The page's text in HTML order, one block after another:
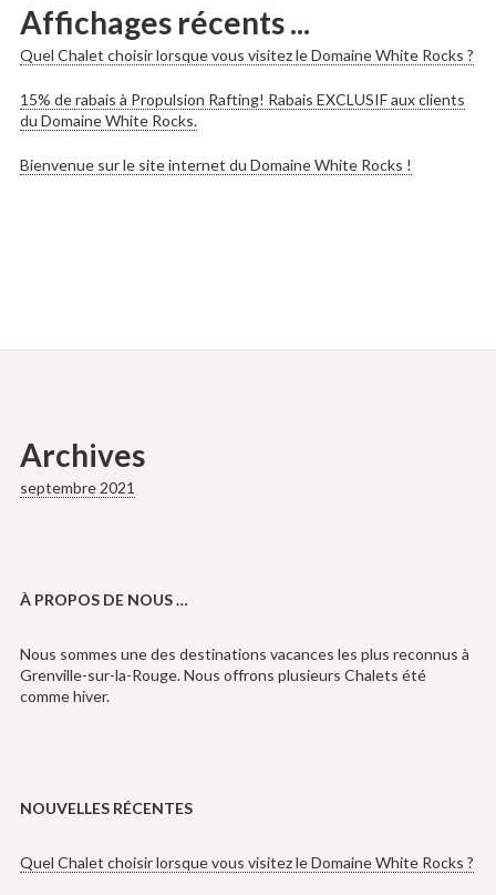
Affichages récents ...
Quel Chalet choisir lorsque vous visitez le Domaine White Rocks ?
15% de rabais à Propulsion Rafting! Rabais EXCLUSIF aux clients
du Domaine White Rocks.
Bienvenue sur le site internet du Domaine White Rocks !
Archives
septembre 2021
À PROPOS DE NOUS …
Nous sommes une des destinations vacances les plus reconnus à
Grenville-sur-la-Rouge. Nous offrons plusieurs Chalets été
comme hiver.
NOUVELLES RÉCENTES
Quel Chalet choisir lorsque vous visitez le Domaine White Rocks ?